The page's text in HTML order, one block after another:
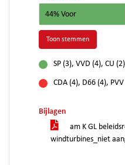
44% Voor
Toon stemmen
SP (3), VVD (4), CU
CDA (4), D66 (4),
Bijlagen
am K GL
windturbines_niet